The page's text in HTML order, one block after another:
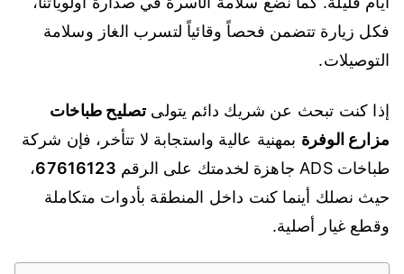
فكل زيارة تتضمن فحصاً وقائياً لتسرب الغاز وسلامة
التوصيلات.
إذا كنت تبحث عن شريك دائم يتولىتصليح طباخات
مزارع الوفرة بمهنية عالية واستجابة لا تتأخر، فإن شركة
طباخات ADS جاهزة لخدمتك على الرقم
67616123،
حيث نصلك أينما كنت داخل المنطقة بأدوات متكاملة
وقطع غيار أصلية.